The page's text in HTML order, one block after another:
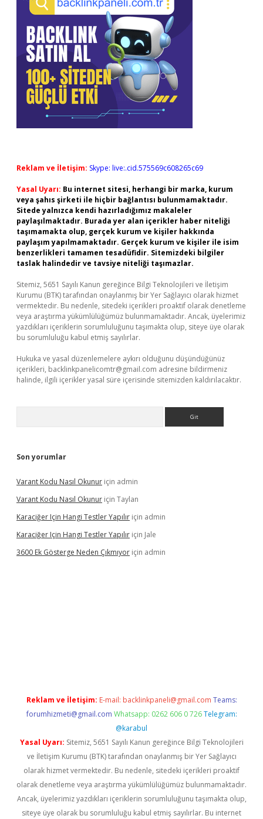
Reklam ve İletişim: Skype: live:.cid.575569c608265c69
Yasal Uyarı: Bu internet sitesi, herhangi bir marka, kurum
veya şahıs şirketi ile hiçbir bağlantısı bulunmamaktadır.
Sitede yalnızca kendi hazırladığımız makaleler
paylaşılmaktadır. Burada yer alan içerikler haber niteliği
taşımamakta olup, gerçek kurum ve kişiler hakkında
paylaşım yapılmamaktadır. Gerçek kurum ve kişiler ile isim
benzerlikleri tamamen tesadüfidir. Sitemizdeki bilgiler
taslak halindedir ve tavsiye niteliği taşımazlar.
Sitemiz, 5651 Sayılı Kanun gereğince Bilgi Teknolojileri ve İletişim
Kurumu (BTK) tarafından onaylanmış bir Yer Sağlayıcı olarak hizmet
vermektedir. Bu nedenle, sitedeki içerikleri proaktif olarak denetleme
veya araştırma yükümlülüğümüz bulunmamaktadır. Ancak, üyelerimiz
yazdıkları içeriklerin sorumluluğunu taşımakta olup, siteye üye olarak
bu sorumluluğu kabul etmiş sayılırlar.
Hukuka ve yasal düzenlemelere aykırı olduğunu düşündüğünüz
içerikleri, backlinkpanelicomtr@gmail.com adresine bildirmeniz
halinde, ilgili içerikler yasal süre içerisinde sitemizden kaldırılacaktır.
Son yorumlar
Varant Kodu Nasıl Okunur için admin
Varant Kodu Nasıl Okunur için Taylan
Karaciğer Için Hangi Testler Yapılır için admin
Karaciğer Için Hangi Testler Yapılır için Jale
3600 Ek Gösterge Neden Çıkmıyor için admin
Reklam ve İletişim: E-mail: backlinkpaneli@gmail.com Teams:
forumhizmeti@gmail.com Whatsapp: 0262 606 0 726 Telegram:
@karabul
Yasal Uyarı: Sitemiz, 5651 Sayılı Kanun gereğince Bilgi Teknolojileri
ve İletişim Kurumu (BTK) tarafından onaylanmış bir Yer Sağlayıcı
olarak hizmet vermektedir. Bu nedenle, sitedeki içerikleri proaktif
olarak denetleme veya araştırma yükümlülüğümüz bulunmamaktadır.
Ancak, üyelerimiz yazdıkları içeriklerin sorumluluğunu taşımakta olup,
siteye üye olarak bu sorumluluğu kabul etmiş sayılırlar. Bu internet